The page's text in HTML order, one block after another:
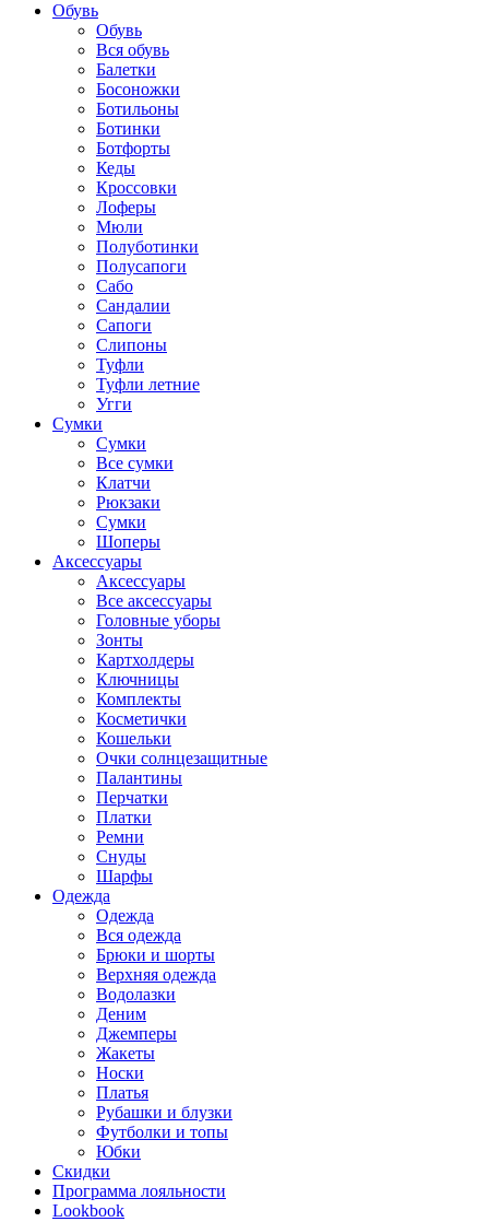
Обувь
Обувь
Вся обувь
Балетки
Босоножки
Ботильоны
Ботинки
Ботфорты
Кеды
Кроссовки
Лоферы
Мюли
Полуботинки
Полусапоги
Сабо
Сандалии
Сапоги
Слипоны
Туфли
Туфли летние
Угги
Сумки
Сумки
Все сумки
Клатчи
Рюкзаки
Сумки
Шоперы
Аксессуары
Аксессуары
Все аксессуары
Головные уборы
Зонты
Картхолдеры
Ключницы
Комплекты
Косметички
Кошельки
Очки солнцезащитные
Палантины
Перчатки
Платки
Ремни
Снуды
Шарфы
Одежда
Одежда
Вся одежда
Брюки и шорты
Верхняя одежда
Водолазки
Деним
Джемперы
Жакеты
Носки
Платья
Рубашки и блузки
Футболки и топы
Юбки
Скидки
Программа лояльности
Lookbook